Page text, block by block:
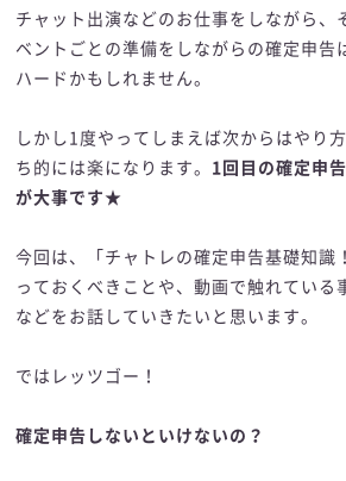
チャット出演などのお仕事をしながら、
ベントごとの準備をしながらの確定申告
ハードかもしれません。
しかし1度やってしまえば次からはやり
ち的には楽になります。 1回目の確定申
が大事です★
今回は、「チャトレの確定申告基礎知識
っておくべきことや、動画で触れている
などをお話していきたいと思います。
ではレッツゴー！
確定申告しないといけないの？